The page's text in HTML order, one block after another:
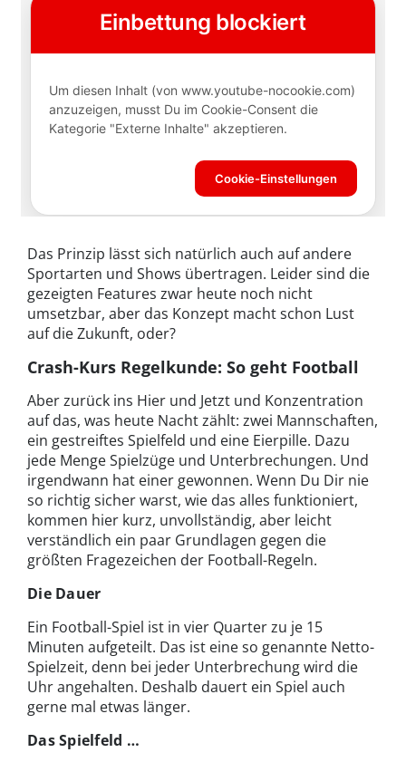
Das Prinzip lässt sich natürlich auch auf andere
Sportarten und Shows übertragen. Leider sind die
gezeigten Features zwar heute noch nicht
umsetzbar, aber das Konzept macht schon Lust
auf die Zukunft, oder?
Crash-Kurs Regelkunde: So geht Football
Aber zurück ins Hier und Jetzt und Konzentration
auf das, was heute Nacht zählt: zwei Mannschaften,
ein gestreiftes Spielfeld und eine Eierpille. Dazu
jede Menge Spielzüge und Unterbrechungen. Und
irgendwann hat einer gewonnen. Wenn Du Dir nie
so richtig sicher warst, wie das alles funktioniert,
kommen hier kurz, unvollständig, aber leicht
verständlich ein paar Grundlagen gegen die
größten Fragezeichen der Football-Regeln.
Die Dauer
Ein Football-Spiel ist in vier Quarter zu je 15
Minuten aufgeteilt. Das ist eine so genannte Netto-
Spielzeit, denn bei jeder Unterbrechung wird die
Uhr angehalten. Deshalb dauert ein Spiel auch
gerne mal etwas länger.
Das Spielfeld …